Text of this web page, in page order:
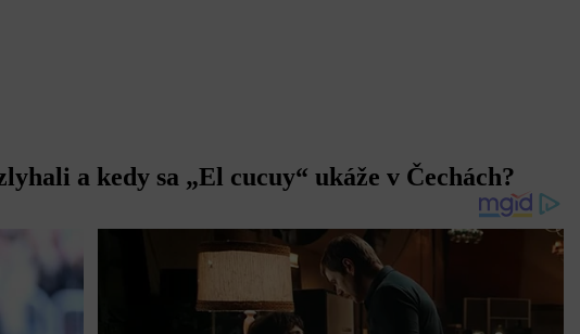
a kedy sa „El cucuy“ ukáže v Čechách?